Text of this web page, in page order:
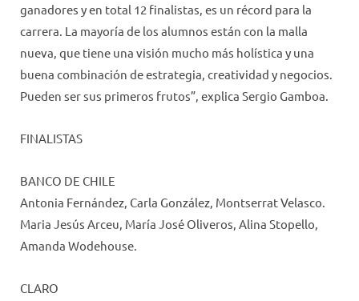
ganadores y en total 12 finalistas, es un récord para la
carrera. La mayoría de los alumnos están con la malla
nueva, que tiene una visión mucho más holística y una
buena combinación de estrategia, creatividad y negocios.
Pueden ser sus primeros frutos”, explica Sergio Gamboa.
FINALISTAS
BANCO DE CHILE
Antonia Fernández, Carla González, Montserrat Velasco.
Maria Jesús Arceu, María José Oliveros, Alina Stopello,
Amanda Wodehouse.
CLARO